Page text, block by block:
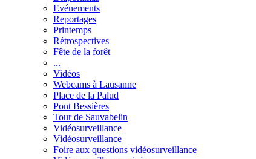
Evénements
Reportages
Printemps
Rétrospectives
Fête de la forêt
...
Vidéos
Webcams à Lausanne
Place de la Palud
Pont Bessières
Tour de Sauvabelin
Vidéosurveillance
Vidéosurveillance
Foire aux questions vidéosurveillance